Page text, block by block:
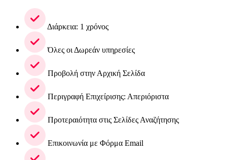
Διάρκεια: 1 χρόνος
Όλες οι Δωρεάν υπηρεσίες
Προβολή στην Αρχική Σελίδα
Περιγραφή Επιχείρισης: Απεριόριστα
Προτεραιότητα στις Σελίδες Αναζήτησης
Επικοινωνία με Φόρμα Email